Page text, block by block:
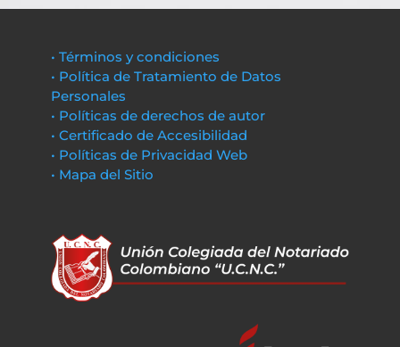
• Términos y condiciones
• Política de Tratamiento de Datos
Personales
• Políticas de derechos de autor
• Certificado de Accesibilidad
• Políticas de Privacidad Web
• Mapa del Sitio